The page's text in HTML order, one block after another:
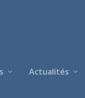
Actualités